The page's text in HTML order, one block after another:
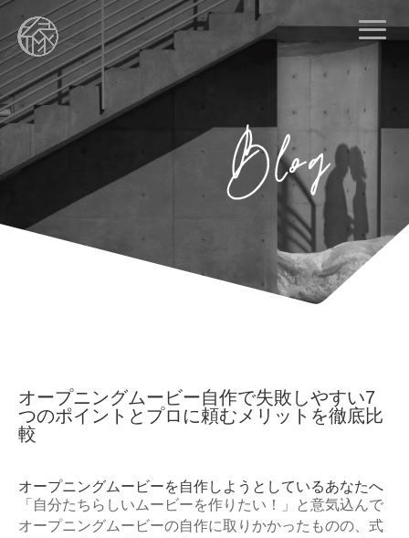
オープニングムービー自作で失敗しやすい7
つのポイントとプロに頼むメリットを徹底比
較
オープニングムービーを自作しようとしているあなたへ
「自分たちらしいムービーを作りたい！」と意気込んで
オープニングムービーの自作に取りかかったものの、式